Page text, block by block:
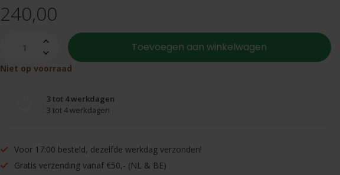
240,00
Toevoegen aan winkelwagen
Niet op voorraad
3 tot 4 werkdagen
3 tot 4 werkdagen
Voor 17:00 besteld, dezelfde werkdag verzonden!
Gratis verzending vanaf €50,- (NL & BE)